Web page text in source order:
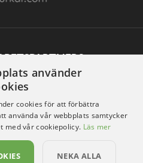
använder
cookies för att förbättra
använda vår webbplats samtycker
med vår cookiepolicy. Läs mer
NEKA ALLA